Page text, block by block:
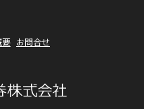
要 お問合せ